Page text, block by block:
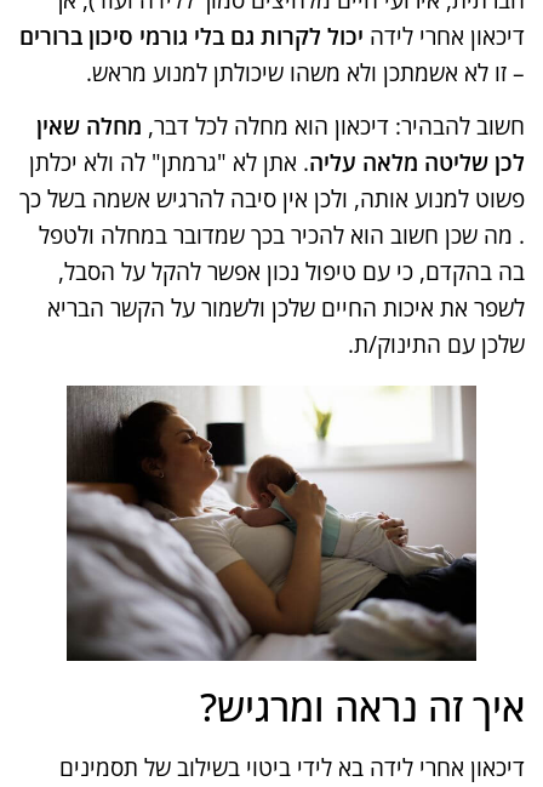
דיכאון אחרי לידה יכול לקרות גם בלי גורמי סיכון ברורים
– זו לא אשמתכן ולא משהו שיכולתן למנוע מראש​.
חשוב להבהיר: דיכאון הוא מחלה לכל דבר, מחלה שאין
לכן שליטה מלאה עליה. אתן לא "גרמתן" לה ולא יכלתן
פשוט למנוע אותה, ולכן אין סיבה להרגיש אשמה בשל כך​
. מה שכן חשוב הוא להכיר בכך שמדובר במחלה ולטפל
בה בהקדם, כי עם טיפול נכון אפשר להקל על הסבל,
לשפר את איכות החיים שלכן ולשמור על הקשר הבריא
שלכן עם התינוק/ת.
איך זה נראה ומרגיש?
דיכאון אחרי לידה בא לידי ביטוי בשילוב של תסמינים